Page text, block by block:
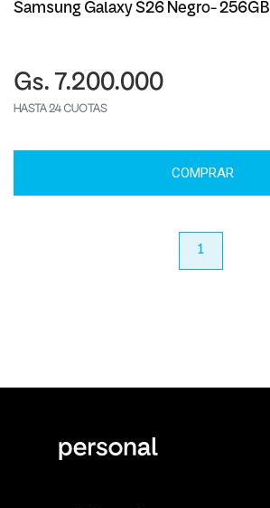
Samsung Galaxy S26 Negro- 256GB
Gs. 7.200.000
HASTA 24 CUOTAS
COMPRAR
1